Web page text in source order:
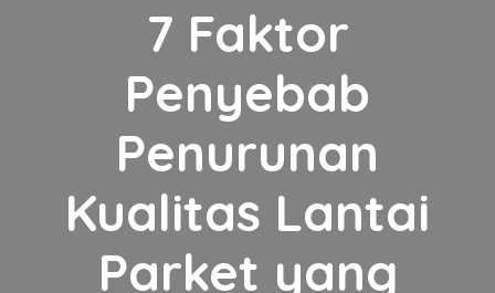
7 Faktor
Penyebab
Penurunan
Kualitas Lantai
Parket yang